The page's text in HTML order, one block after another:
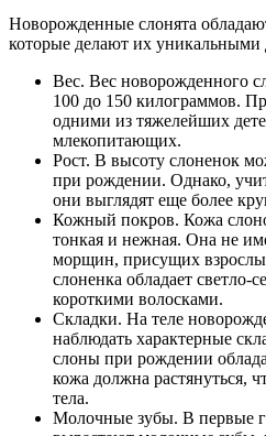
Новорожденные слонята
которые делают их
Вес. Вес новорожденного
100 до 150 килограммов.
одними из тяжелейших
млекопитающих.
Рост. В высоту слоненок
при рождении. Однако,
они выглядят еще более
Кожный покров. Кожа
тонкая и нежная. Она не
морщин, присущих
слоненка обладает светло-
короткими волосками.
Складки. На теле
наблюдать характерные
слоны при рождении
кожа должна растянуться,
тела.
Молочные зубы. В первые